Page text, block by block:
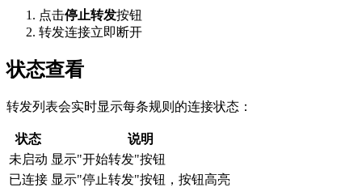
点击停止转发按钮
转发连接立即断开
状态查看
转发列表会实时显示每条规则的连接状态：
状态
说明
未启动 显示"开始转发"按钮
已连接 显示"停止转发"按钮，按钮高亮